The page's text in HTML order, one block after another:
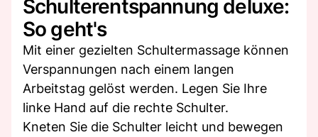
Schulterentspannung deluxe:
So geht's
Mit einer gezielten Schultermassage können
Verspannungen nach einem langen
Arbeitstag gelöst werden. Legen Sie Ihre
linke Hand auf die rechte Schulter.
Kneten Sie die Schulter leicht und bewegen